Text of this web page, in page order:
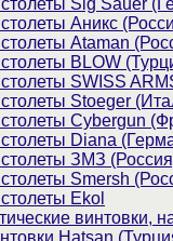
Sig Sauer
Аникс
Ataman
BLOW
SWISS
Stoeger
Cybergun
Diana
ЗМЗ
Smersh
Ekol
винтовки,